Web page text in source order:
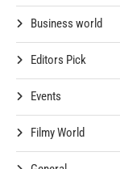
Business world
Editors Pick
Events
Filmy World